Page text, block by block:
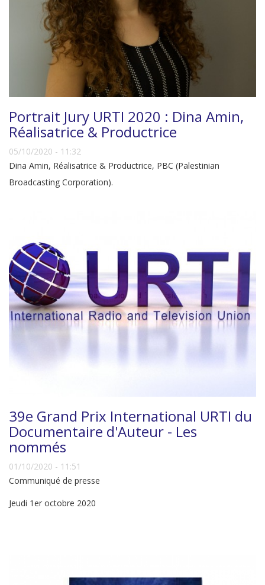
Portrait Jury URTI 2020 : Dina Amin,
Réalisatrice & Productrice
05/10/2020 - 11:32
Dina Amin, Réalisatrice & Productrice, PBC (Palestinian
Broadcasting Corporation).
39e Grand Prix International URTI du
Documentaire d'Auteur - Les
nommés
01/10/2020 - 11:51
Communiqué de presse
Jeudi 1er octobre 2020